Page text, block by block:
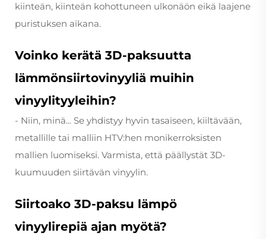
kiinteän, kiinteän kohottuneen ulkonäön eikä laajene
puristuksen aikana.
Voinko kerätä 3D-paksuutta
lämmönsiirtovinyyliä muihin
vinyylityyleihin?
- Niin, minä... Se yhdistyy hyvin tasaiseen, kiiltävään,
metallille tai malliin HTV:hen monikerroksisten
mallien luomiseksi. Varmista, että päällystät 3D-
kuumuuden siirtävän vinyylin.
Siirtoako 3D-paksu lämpö
vinyylirepiä ajan myötä?